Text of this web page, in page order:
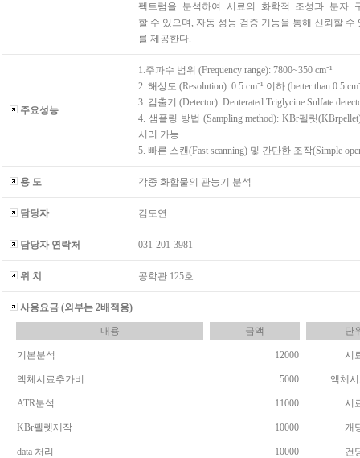
펙트럼을 분석하여 시료의 화학적 조성과 분자
할 수 있으며, 자동 성능 검증 기능을 통해 신뢰할 수
를 제공한다.
주요성능
1.주파수 범위 (Frequency range): 7800~350 cm⁻¹
2. 해상도 (Resolution): 0.5 cm⁻¹ 이하 (better than 0.5
3. 검출기 (Detector): Deuterated Triglycine Sulfate
4. 샘플링 방법 (Sampling method): KBr펠릿
서리 가능
5. 빠른 스캔(Fast scanning) 및 간단한 조작(Simple
용 도 각종 화합물의 관능기 분석
담당자 김도연
담당자 연락처 031-201-3981
위 치 공학관 125호
사용요금 (외부는 2배적용)
내용 금액 단
기본분석 12000 시
액체시료추가비 5000 액체
ATR분석 11000 시
KBr펠렛제작 10000 개
data 처리 10000 건